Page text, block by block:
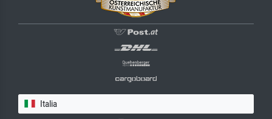
Italia